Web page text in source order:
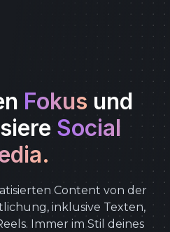
Fokus und
Social
Content von der
inklusive Texten,
Immer im Stil deines